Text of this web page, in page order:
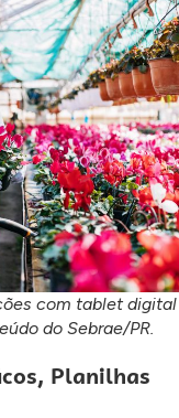
com tablet digital
do Sebrae/PR.
Planilhas